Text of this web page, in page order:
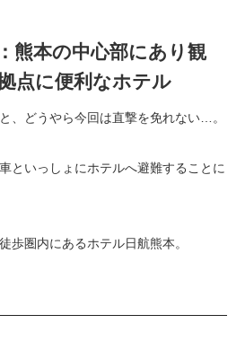
熊本の中心部にあり観
点に便利なホテル
、どうやら今回は直撃を免れない…。
といっしょにホテルへ避難することに
歩圏内にあるホテル日航熊本。